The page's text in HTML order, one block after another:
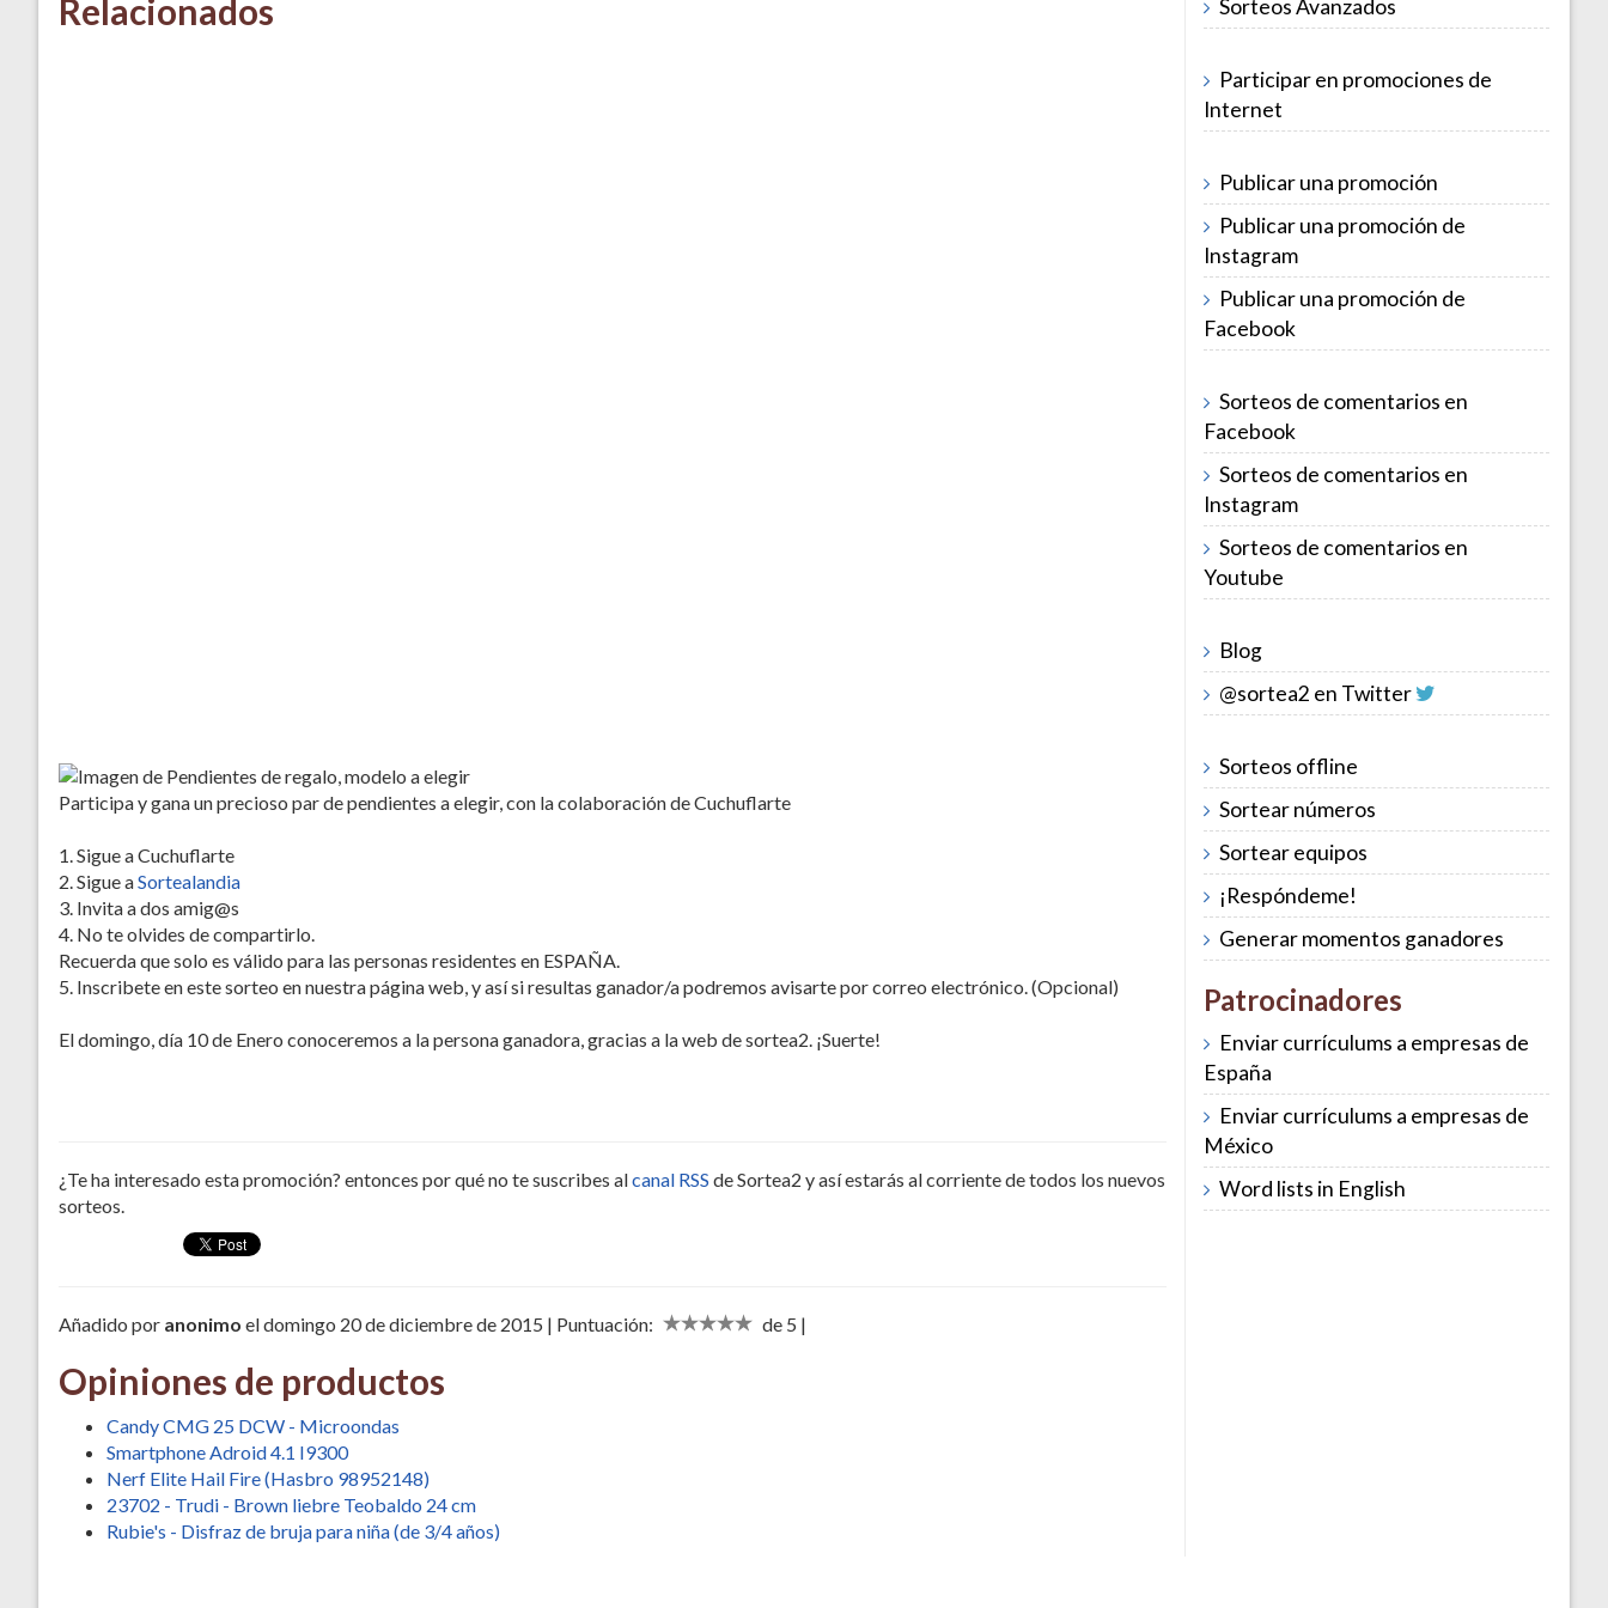
Relacionados
Participa y gana un precioso par de pendientes a elegir, con la colaboración de Cuchuflarte
1. Sigue a Cuchuflarte
2. Sigue aSortealandia
3. Invita a dos amig@s
4. No te olvides de compartirlo.
Recuerda que solo es válido para las personas residentes en ESPAÑA.
5. Inscribete en este sorteo en nuestra página web, y así si resultas ganador/a podremos avisarte por correo electrónico. (Opcional)
El domingo, día 10 de Enero conoceremos a la persona ganadora, gracias a la web de sortea2. ¡Suerte!
¿Te ha interesado esta promoción? entonces por qué no te suscribes alcanal RSS de Sortea2 y así estarás al corriente de todos los nuevos
sorteos.
Añadido por anonimo el domingo 20 de diciembre de 2015 | Puntuación: de 5 |
Opiniones de productos
Candy CMG 25 DCW - Microondas
Smartphone Adroid 4.1 I9300
Nerf Elite Hail Fire (Hasbro 98952148)
23702 - Trudi - Brown liebre Teobaldo 24 cm
Rubie's - Disfraz de bruja para niña (de 3/4 años)
Sorteos Avanzados
Participar en promociones de
Internet
Publicar una promoción
Publicar una promoción de
Instagram
Publicar una promoción de
Facebook
Sorteos de comentarios en
Facebook
Sorteos de comentarios en
Instagram
Sorteos de comentarios en
Youtube
Blog
@sortea2 en Twitter
Sorteos offline
Sortear números
Sortear equipos
¡Respóndeme!
Generar momentos ganadores
Patrocinadores
Enviar currículums a empresas de
España
Enviar currículums a empresas de
México
Word lists in English